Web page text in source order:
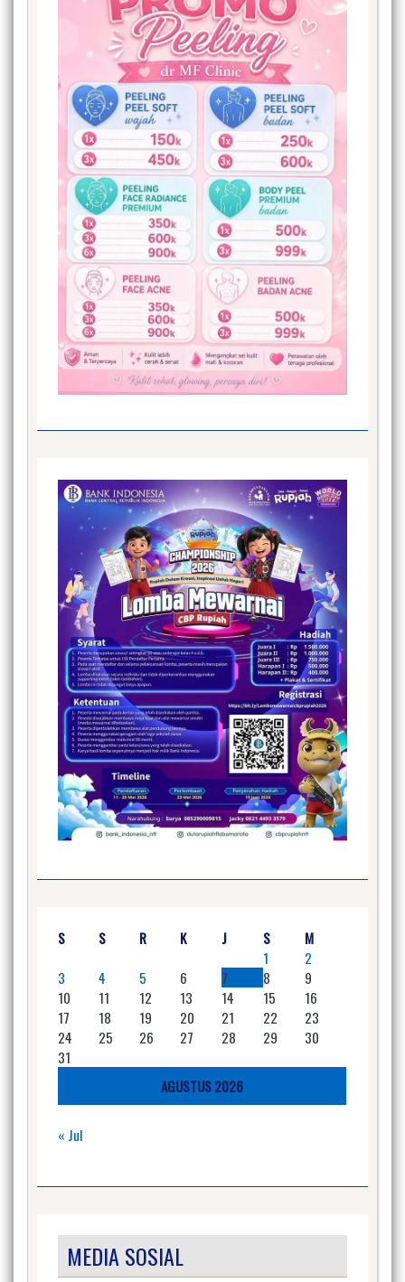
AGUSTUS 2026
S S R K J S
M
1
2
3
4 5 6 7 8
9
10
11 12 13 14 15
16
17
18 19 20 21 22
23
24
25 26 27 28 29
30
31
« Jul
MEDIA SOSIAL